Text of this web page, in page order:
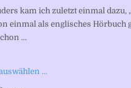
kam ich zuletzt einmal dazu,
einmal als englisches Hörbuch
…
…